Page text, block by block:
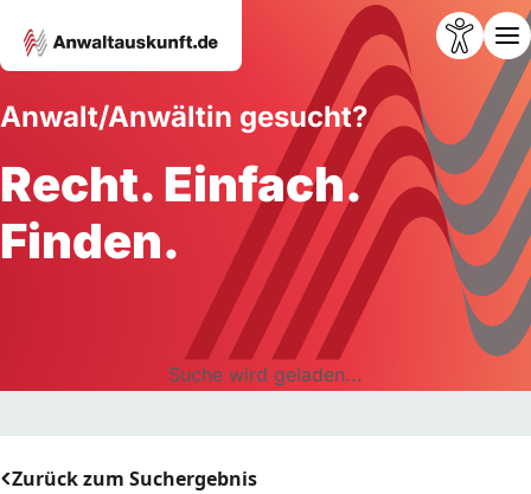
Anwalt/Anwältin gesucht?
Recht. Einfach.
Finden.
Suche wird geladen...
Zurück zum Suchergebnis